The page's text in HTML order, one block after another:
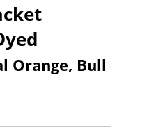
Orange, Bull